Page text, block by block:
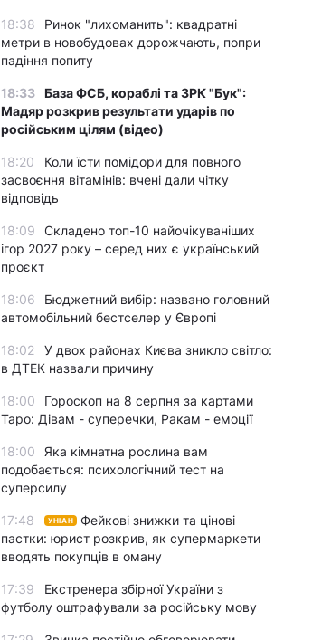
18:38
Ринок "лихоманить": квадратні
метри в новобудовах дорожчають, попри
падіння попиту
18:33 База ФСБ, кораблі та ЗРК "Бук":
Мадяр розкрив результати ударів по
російським цілям (відео)
18:20
Коли їсти помідори для повного
засвоєння вітамінів: вчені дали чітку
відповідь
18:09
Складено топ-10 найочікуваніших
ігор 2027 року – серед них є український
проєкт
18:06
Бюджетний вибір: названо головний
автомобільний бестселер у Європі
18:02
У двох районах Києва зникло світло:
в ДТЕК назвали причину
18:00
Гороскоп на 8 серпня за картами
Таро: Дівам - суперечки, Ракам - емоції
18:00
Яка кімнатна рослина вам
подобається: психологічний тест на
суперсилу
17:48 УНІАН
Фейкові знижки та цінові
пастки: юрист розкрив, як супермаркети
вводять покупців в оману
17:39
Екстренера збірної України з
футболу оштрафували за російську мову